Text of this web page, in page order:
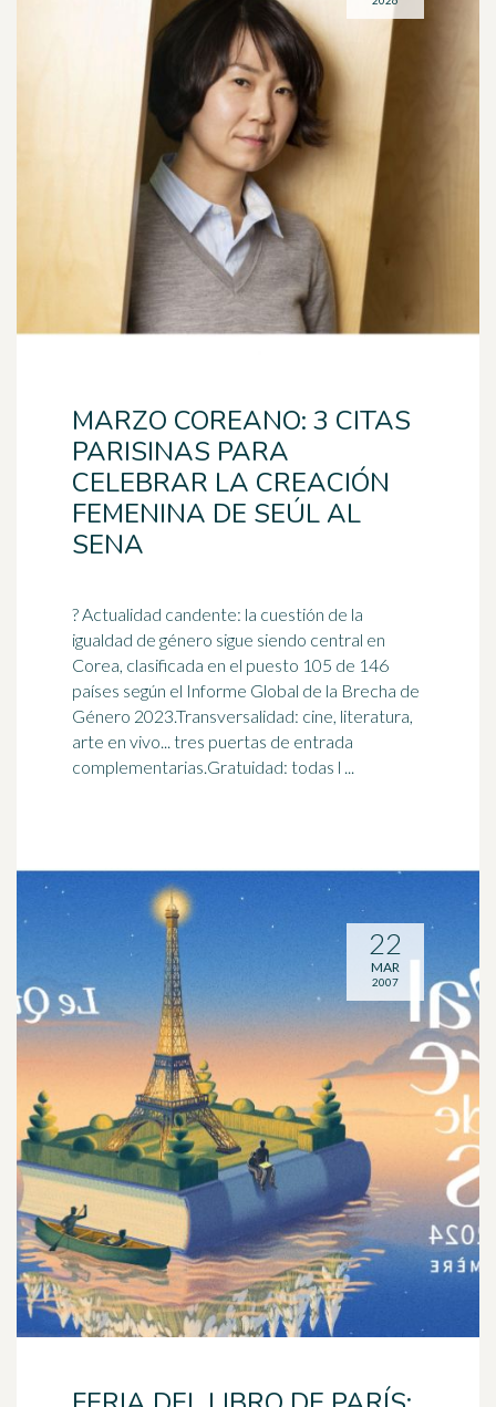
MARZO COREANO: 3 CITAS
PARISINAS PARA
CELEBRAR LA CREACIÓN
FEMENINA DE SEÚL AL
SENA
? Actualidad candente: la cuestión de la
igualdad de género sigue siendo central en
Corea, clasificada en el puesto 105 de 146
países según el Informe Global de la Brecha de
Género 2023.Transversalidad: cine, literatura,
arte en vivo... tres puertas de entrada
complementarias.Gratuidad: todas l ...
22
MAR
2007